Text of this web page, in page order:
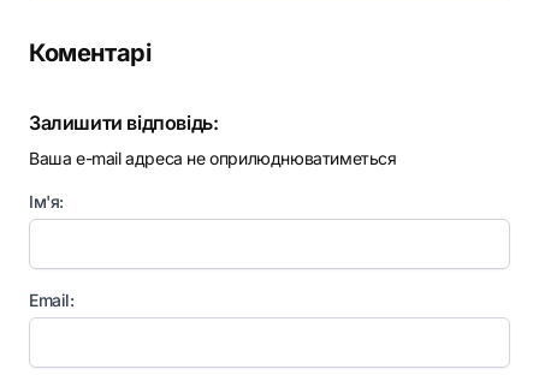
Коментарі
Залишити відповідь:
Ваша e-mail адреса не оприлюднюватиметься
Ім'я:
Email: